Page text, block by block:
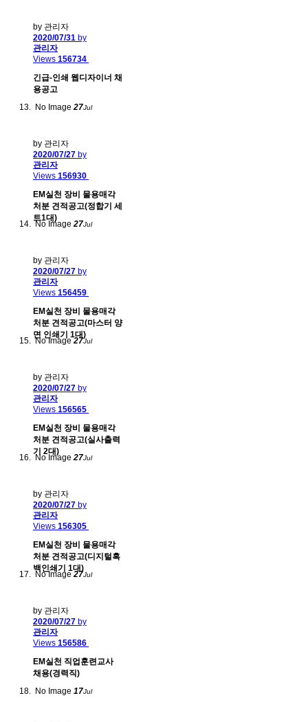
by 관리자
2020/07/31 by
관리자
Views 156734
긴급-인쇄 웹디자이너 채
용공고
No Image 27Jul
by 관리자
2020/07/27 by
관리자
Views 156930
EM실천 장비 물용매각
처분 견적공고(정합기 세
트1대)
No Image 27Jul
by 관리자
2020/07/27 by
관리자
Views 156459
EM실천 장비 물용매각
처분 견적공고(마스터 양
면 인쇄기 1대)
No Image 27Jul
by 관리자
2020/07/27 by
관리자
Views 156565
EM실천 장비 물용매각
처분 견적공고(실사출력
기 2대)
No Image 27Jul
by 관리자
2020/07/27 by
관리자
Views 156305
EM실천 장비 물용매각
처분 견적공고(디지털흑
백인쇄기 1대)
No Image 27Jul
by 관리자
2020/07/27 by
관리자
Views 156586
EM실천 직업훈련교사
채용(경력직)
No Image 17Jul